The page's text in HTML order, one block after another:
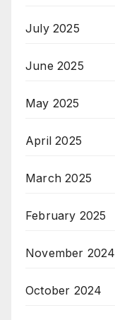
July 2025
June 2025
May 2025
April 2025
March 2025
February 2025
November 2024
October 2024